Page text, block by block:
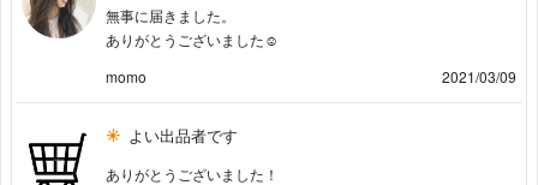
無事に届きました。
ありがとうございました☺︎
momo
2021/03/09
よい出品者です
ありがとうございました！